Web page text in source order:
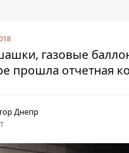
газовые
прошла отчетная
Днепр